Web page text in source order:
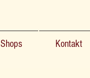
Kontakt